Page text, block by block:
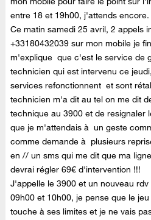
entre 18 et 19h00, j'attends encore.
Ce matin samedi 25 avril, 2 appels
+33180432039 sur mon mobile je
m'explique que c'est le service de
technicien qui est intervenu ce
services refonctionnent et sont
technicien m'a dit au tel on me dit
technique au 3900 et de resignaler
que je m'attendais à un geste
comme demande à plusieurs
en // un sms qui me dit que ma
devrai régler 69€ d'intervention !!!
J'appelle le 3900 et un nouveau
09h00 et 10h00, je pense que le
touche à ses limites et je ne vais